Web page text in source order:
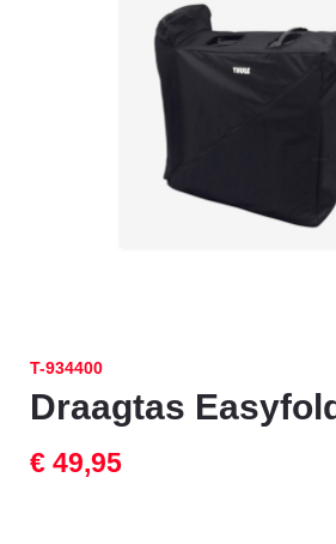
T-934400
Draagtas
€ 49,95